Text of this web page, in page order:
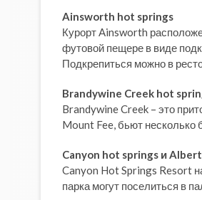
Ainsworth hot springs
Курорт Ainsworth
футовой пещере в виде
Подкрепиться можно в
Brandywine Creek hot
Brandywine Creek – это
Mount Fee, бьют несколько
Canyon hot springs и
Canyon Hot Springs Resort
парка могут поселиться в